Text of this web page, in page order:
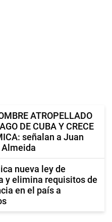
ATROPELLADO
DE CUBA Y CRECE
señalan a Juan
nueva ley de
y elimina requisitos de
en el país a